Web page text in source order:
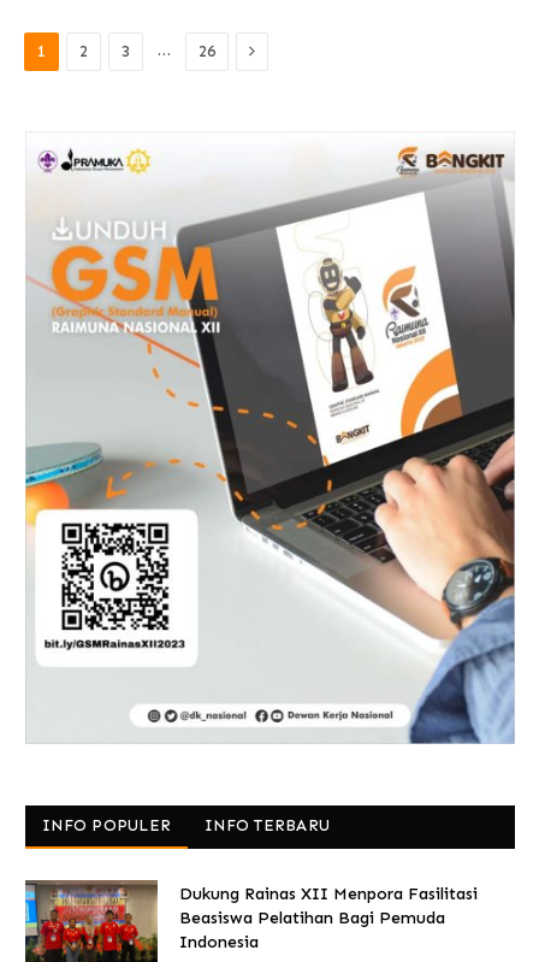
1 2 3 … 26 Next
INFO POPULER INFO TERBARU
Dukung Rainas XII Menpora Fasilitasi
Beasiswa Pelatihan Bagi Pemuda
Indonesia